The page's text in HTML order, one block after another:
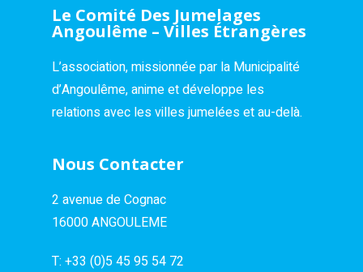
Le Comité Des Jumelages
Angoulême – Villes Étrangères
L’association, missionnée par la Municipalité
d’Angoulême, anime et développe les
relations avec les villes jumelées et au-delà.
Nous Contacter
2 avenue de Cognac
16000 ANGOULEME
T: +33 (0)5 45 95 54 72